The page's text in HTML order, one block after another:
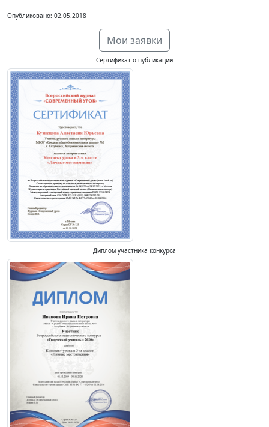
Опубликовано: 02.05.2018
Мои заявки
Сертификат о публикации
Диплом участника конкурса